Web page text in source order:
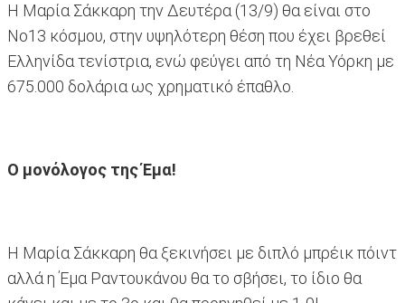
Η Μαρία Σάκκαρη την Δευτέρα (13/9) θα είναι στο
Νο13 κόσμου, στην υψηλότερη θέση που έχει βρεθεί
Ελληνίδα τενίστρια, ενώ φεύγει από τη Νέα Υόρκη με
675.000 δολάρια ως χρηματικό έπαθλο.
Ο μονόλογος της Έμα!
Η Μαρία Σάκκαρη θα ξεκινήσει με διπλό μπρέικ πόιντ
αλλά η Έμα Ραντουκάνου θα το σβήσει, το ίδιο θα